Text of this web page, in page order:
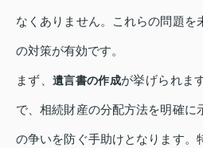
なくありません。これらの問題を
の対策が有効です。
まず、遺言書の作成が挙げられま
で、相続財産の分配方法を明確に
の争いを防ぐ手助けとなります。